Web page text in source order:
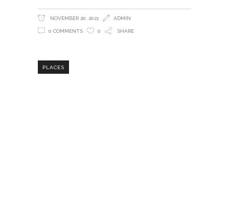
NOVEMBER 20, 2021 ADMIN
0 COMMENTS 0 SHARE
PLACES